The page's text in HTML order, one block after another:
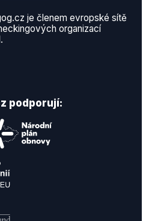
je členem evropské sítě
organizací
podporují: